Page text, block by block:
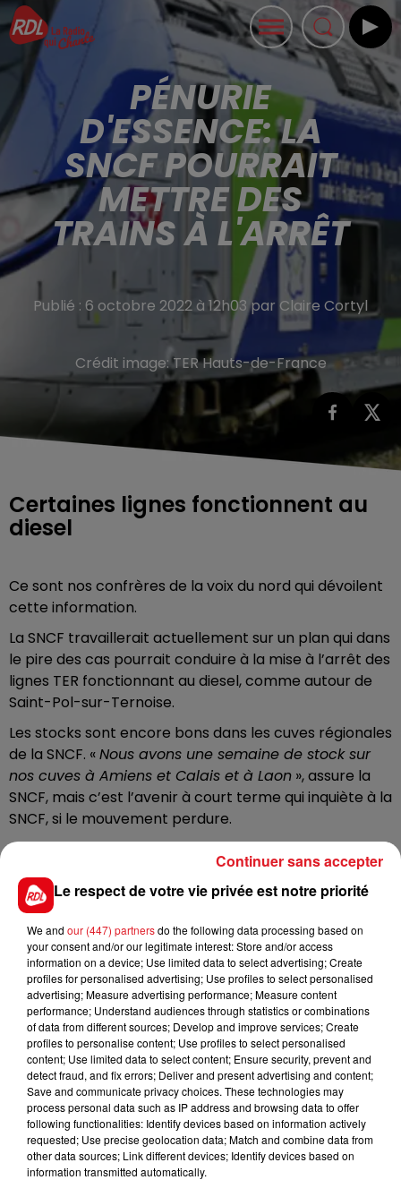
PÉNURIE
D'ESSENCE: LA
SNCF POURRAIT
METTRE DES
TRAINS À L'ARRÊT
Publié : 6 octobre 2022 à 12h03 par Claire Cortyl
Crédit image:TER Hauts-de-France
Certaines lignes fonctionnent au
diesel
Ce sont nos confrères de la voix du nord qui dévoilent
cette information.
La SNCF travaillerait actuellement sur un plan qui dans
le pire des cas pourrait conduire à la mise à l’arrêt des
lignes TER fonctionnant au diesel, comme autour de
Saint-Pol-sur-Ternoise.
Les stocks sont encore bons dans les cuves régionales
de la SNCF. «Nous avons une semaine de stock sur
nos cuves à Amiens et Calais et à Laon », assure la
SNCF, mais c’est l’avenir à court terme qui inquiète à la
SNCF, si le mouvement perdure.
La ligne Calais - Paris, et la ligne Paris-Laon sont
concernées dans notre région, ainsi que l'étoile de
Saint-Pol-sur-Tternoise, les liengesAmiens-
Compiègne, Creil-Beauvais ou Hirson-Laon.
Des trains jugés non prioritaires pourraient etre
supprimés.
FIL D'ACTUS
Le respect de votre vie privée est notre priorité
We and our (447) partnersdo the following data processing based on
your consent and/or our legitimate interest: Store and/or access
information on a device; Use limited data to select advertising; Create
profiles for personalised advertising; Use profiles to select personalised
advertising; Measure advertising performance; Measure content
performance; Understand audiences through statistics or combinations
of data from different sources; Develop and improve services; Create
profiles to personalise content; Use profiles to select personalised
content; Use limited data to select content; Ensure security, prevent and
detect fraud, and fix errors; Deliver and present advertising and content;
Save and communicate privacy choices. These technologies may
process personal data such as IP address and browsing data to offer
following functionalities: Identify devices based on information actively
requested; Use precise geolocation data; Match and combine data from
other data sources; Link different devices; Identify devices based on
information transmitted automatically.
Continuer sans accepter